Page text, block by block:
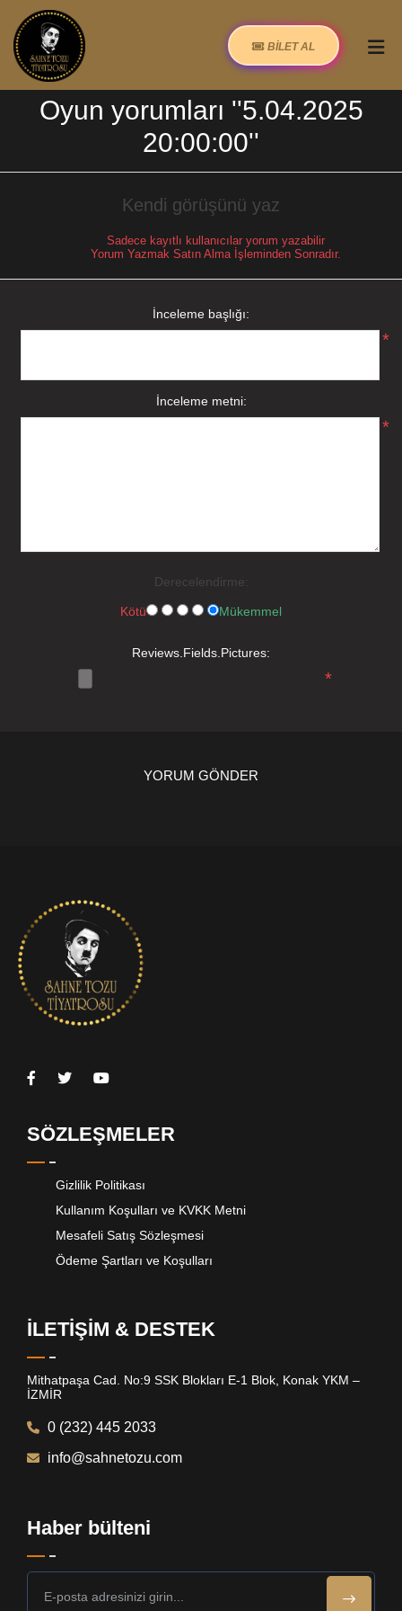
BİLET AL
Oyun yorumları
5.04.2025
20:00:00
Kendi görüşünü yaz
Sadece kayıtlı kullanıcılar yorum yazabilir
Yorum Yazmak Satın Alma İşleminden Sonradır.
İnceleme başlığı:
*
İnceleme metni:
*
Derecelendirme:
Kötü Mükemmel
Reviews.Fields.Pictures:
*
YORUM GÖNDER
SÖZLEŞMELER
Gizlilik Politikası
Kullanım Koşulları ve KVKK Metni
Mesafeli Satış Sözleşmesi
Ödeme Şartları ve Koşulları
İLETİŞİM & DESTEK
Mithatpaşa Cad. No:9 SSK Blokları E-1 Blok, Konak YKM –
İZMİR
0 (232) 445 2033
info@sahnetozu.com
Haber bülteni